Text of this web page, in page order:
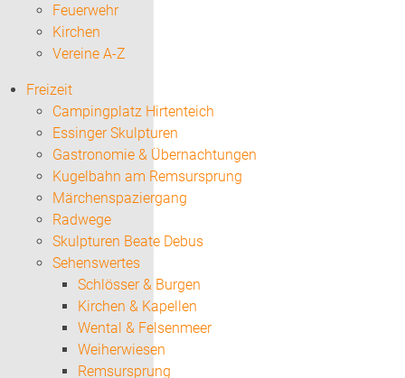
Feuerwehr
Kirchen
Vereine A-Z
Freizeit
Campingplatz Hirtenteich
Essinger Skulpturen
Gastronomie & Übernachtungen
Kugelbahn am Remsursprung
Märchenspaziergang
Radwege
Skulpturen Beate Debus
Sehenswertes
Schlösser & Burgen
Kirchen & Kapellen
Wental & Felsenmeer
Weiherwiesen
Remsursprung